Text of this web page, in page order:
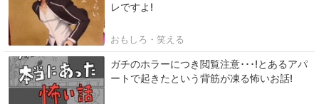
レですよ!
おもしろ・笑える
ガチのホラーにつき閲覧注意･･･!とあるアパ
ートで起きたという背筋が凍る怖いお話!